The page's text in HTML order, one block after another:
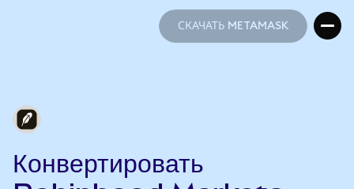
СКАЧАТЬ METAMASK
Конвертировать